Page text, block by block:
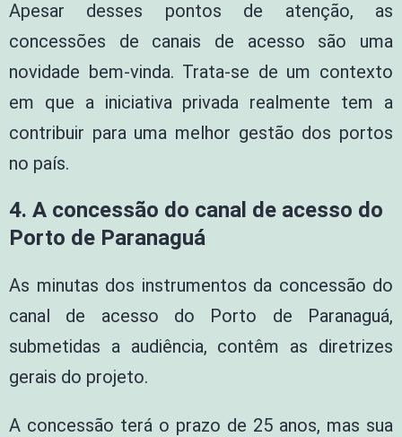
Apesar desses pontos de atenção, as
concessões de canais de acesso são uma
novidade bem-vinda. Trata-se de um contexto
em que a iniciativa privada realmente tem a
contribuir para uma melhor gestão dos portos
no país.
4. A concessão do canal de acesso do
Porto de Paranaguá
As minutas dos instrumentos da concessão do
canal de acesso do Porto de Paranaguá,
submetidas a audiência, contêm as diretrizes
gerais do projeto.
A concessão terá o prazo de 25 anos, mas sua